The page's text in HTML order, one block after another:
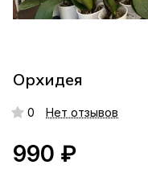
Орхидея
0 Нет отзывов
990 ₽